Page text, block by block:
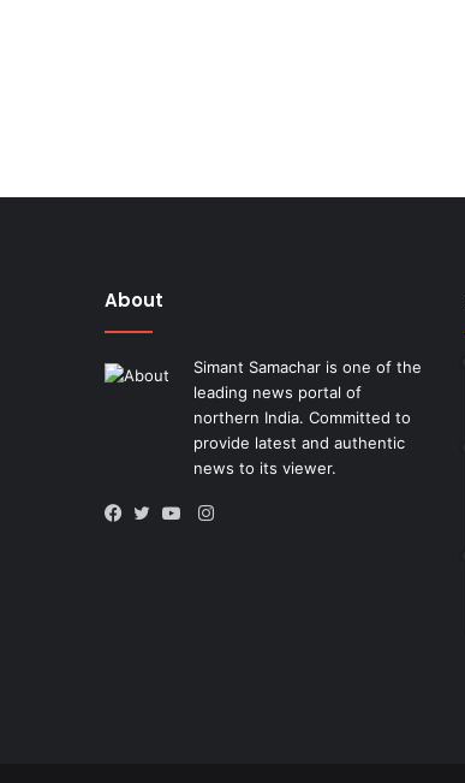
About
Simant Samachar is one of the
leading news portal of
northern India. Committed to
provide latest and authentic
news to its viewer.
Instagram